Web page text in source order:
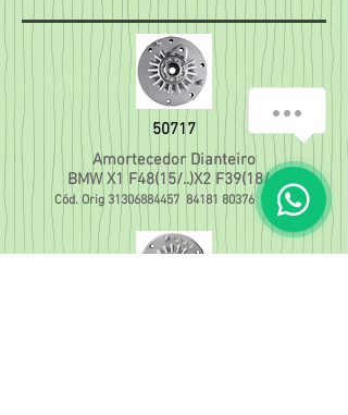
50717
Amortecedor Dianteiro
BMW X1 F48(15/..)X2 F39(18/..)
Cód. Orig 31306884457 84181 8037672560